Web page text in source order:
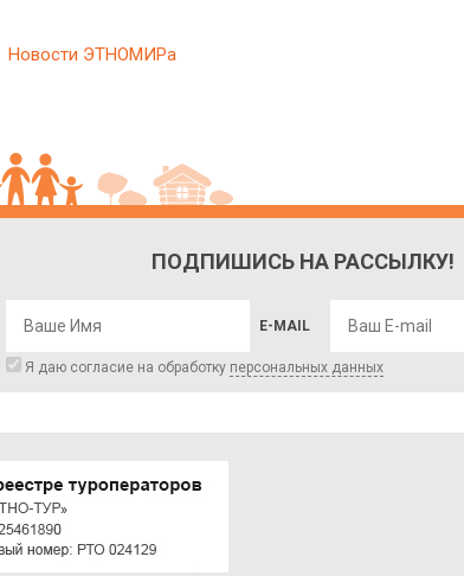
Новости ЭТНОМИРа
ПОДПИШИСЬ НА РАССЫЛКУ!
E-MAIL
Я даю согласие на обработку персональных данных